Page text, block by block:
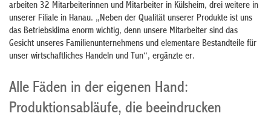
arbeiten 32 Mitarbeiterinnen und Mitarbeiter in Külsheim, drei weitere in
unserer Filiale in Hanau. „Neben der Qualität unserer Produkte ist uns
das Betriebsklima enorm wichtig, denn unsere Mitarbeiter sind das
Gesicht unseres Familienunternehmens und elementare Bestandteile für
unser wirtschaftliches Handeln und Tun“, ergänzte er.
Alle Fäden in der eigenen Hand:
Produktionsabläufe, die beeindrucken